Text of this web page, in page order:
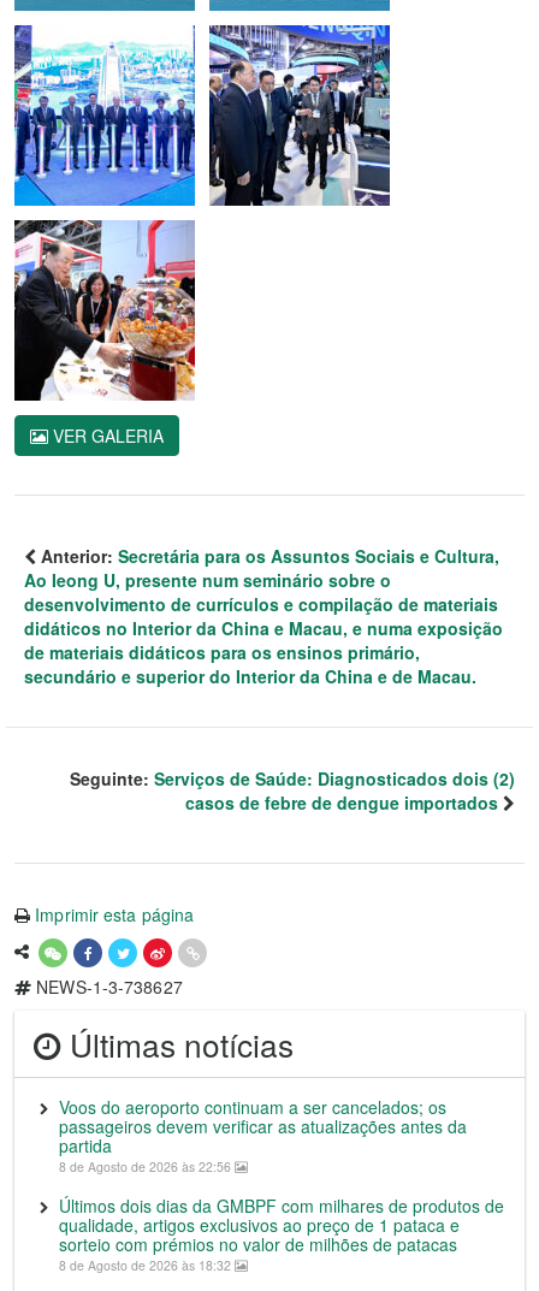
VER GALERIA
Anterior: Secretária para os Assuntos Sociais e Cultura,
Ao Ieong U, presente num seminário sobre o
desenvolvimento de currículos e compilação de materiais
didáticos no Interior da China e Macau, e numa exposição
de materiais didáticos para os ensinos primário,
secundário e superior do Interior da China e de Macau.
Seguinte: Serviços de Saúde: Diagnosticados dois (2)
casos de febre de dengue importados
Imprimir esta página
NEWS-1-3-738627
Últimas notícias
Voos do aeroporto continuam a ser cancelados; os
passageiros devem verificar as atualizações antes da
partida
8 de Agosto de 2026 às 22:56
Últimos dois dias da GMBPF com milhares de produtos de
qualidade, artigos exclusivos ao preço de 1 pataca e
sorteio com prémios no valor de milhões de patacas
8 de Agosto de 2026 às 18:32